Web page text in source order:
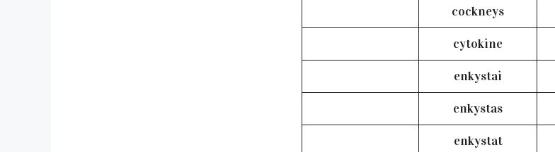
cockneys
cytokine
enkystai
enkystas
enkystat